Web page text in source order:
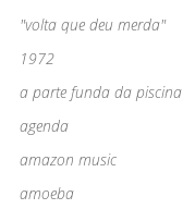
"volta que deu merda"
1972
a parte funda da piscina
agenda
amazon music
amoeba